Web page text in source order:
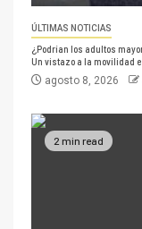
ÚLTIMAS NOTICIAS
¿Podrían los adultos
Un vistazo a la movilidad
agosto 8, 2026
2 min read